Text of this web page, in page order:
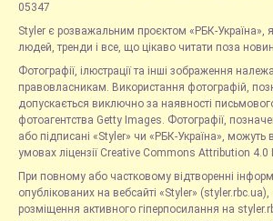
05347
Styler є розважальним проєктом «РБК-Україна»,
людей, тренди і все, що цікаво читати поза
Фотографії, ілюстрації та інші зображення
правовласникам. Використання фотографій,
допускається виключно за наявності
фотоагентства Getty Images. Фотографії,
або підписані «Styler» чи «РБК-Україна», можуть
умовах ліцензії Creative Commons Attribution
При повному або частковому відтворенні
опублікованих на вебсайті «Styler»
розміщення активного гіперпосилання на